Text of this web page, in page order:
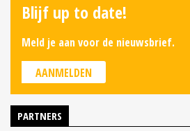
Blijf up to date!
Meld je aan voor de nieuwsbrief.
AANMELDEN
PARTNERS